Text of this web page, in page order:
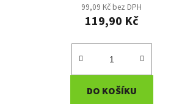
99,09 Kč bez DPH
119,90 Kč
DO KOŠÍKU